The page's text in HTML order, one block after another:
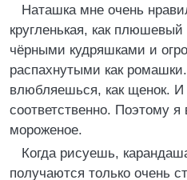
Наташка мне очень
кругленькая, как
чёрными кудряшками и
распахнутыми как
влюбляешься, как щенок.
соответственно. Поэтому
мороженое.
Когда рисуешь,
получаются только очень